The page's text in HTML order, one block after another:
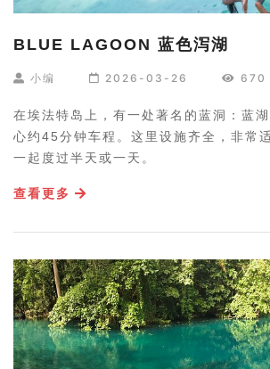
BLUE LAGOON 蓝色泻湖
小编 2026-03-26 670
在埃法特岛上，有一处著名的蓝洞：蓝
心约45分钟车程。这里设施齐全，非常
一起度过半天或一天。
查看更多